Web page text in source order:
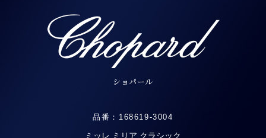
ショパール
品番：168619-3004
ミッレ ミリア クラシック